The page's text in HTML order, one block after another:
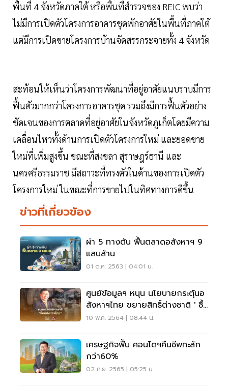
พื้นที่ 4 จังหวัดภาคใต้ หรือพื้นที่สำรวจของ REIC พบว่า
ไม่มีการเปิดตัวโครงการอาคารชุดพักอาศัยในพื้นที่ภาคใต้
แต่มีการเปิดขายโครงการบ้านจัดสรรกระจายทั้ง 4 จังหวัด
สะท้อนให้เห็นว่าโครงการพัฒนาที่อยู่อาศัยแนบราบมีการ
ฟื้นตัวมากกว่าโครงการอาคารชุด รวมถึงมีการฟื้นตัวอย่าง
ชัดเจนของการตลาดที่อยู่อาศัยในจังหวัดภูเก็ตโดยมีความ
เคลื่อนไหวทั้งด้านการเปิดตัวโครงการใหม่ และยอดขาย
ใหม่ที่เพิ่มสูงขึ้น ขณะที่สงขลา สุราษฎร์ธานี และ
นครศรีธรรมราช มีสถาวะที่ทรงตัวในด้านของการเปิดตัว
โครงการใหม่ ในขณะที่การขายไปในทิศทางการดีขึ้น
ข่าวที่เกี่ยวข้อง
ผ่า 5 ทางตัน ฟื้นตลาดอสังหาฯ 9
แสนล้าน
01 ต.ค. 2563 | 04:01 น.
ศูนย์ข้อมูลฯ หนุน นโยบายกระตุ้นอ
สังหาฯไทย ขยายสิทธิ์ต่างชาติ ' ซื้อ
บ้าน-คอนโดฯ'
10 พ.ค. 2564 | 08:44 น.
เศรษฐกิจฟื้น คอนโดฯคืนชีพทะลัก
กว่า60%
02 ก.ย. 2565 | 05:25 น.